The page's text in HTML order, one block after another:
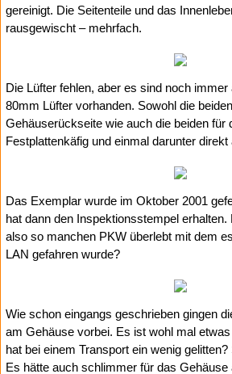
gereinigt. Die Seitenteile und das
rausgewischt – mehrfach.
Die Lüfter fehlen, aber es sind noch
80mm Lüfter vorhanden. Sowohl die
Gehäuserückseite wie auch die beiden für
Festplattenkäfig und einmal darunter
Das Exemplar wurde im Oktober 2001
hat dann den Inspektionsstempel
also so manchen PKW überlebt mit dem
LAN gefahren wurde?
Wie schon eingangs geschrieben gingen
am Gehäuse vorbei. Es ist wohl mal
hat bei einem Transport ein wenig
Es hätte auch schlimmer für das